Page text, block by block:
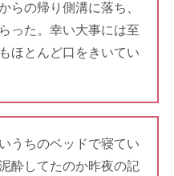
らの帰り側溝に落ち、
った。幸い大事には至
ほとんど口をきいてい
うちのベッドで寝てい
酔してたのか昨夜の記